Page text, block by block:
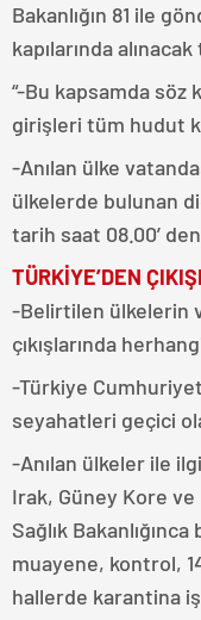
Bakanlığın 81 ile
kapılarında
“-Bu kapsamda söz
girişleri tüm hudut
-Anılan ülke
ülkelerde bulunan
tarih saat 08.00’
TÜRKİYE’DEN
-Belirtilen ülkelerin
çıkışlarında
-Türkiye
seyahatleri geçici
-Anılan ülkeler ile
Irak, Güney Kore
Sağlık
muayene, kontrol,
hallerde karantina